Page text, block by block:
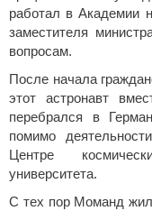
работал в Академии
заместителя
вопросам.
После начала
этот астронавт
перебрался в
помимо
Центре
университета.
С тех пор Моманд